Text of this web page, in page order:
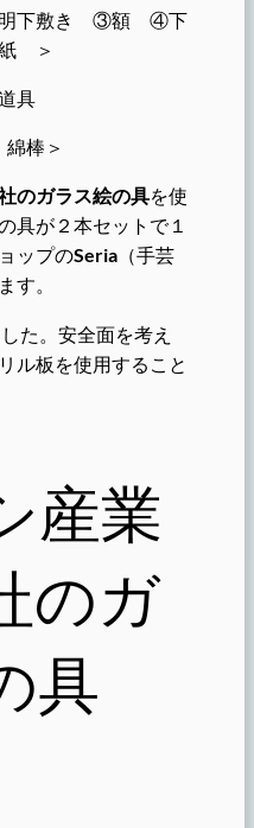
明下敷き ③額 ④下
＞
具
綿棒＞
のガラス絵の具を使
具が２本セットで１
ップのSeria （手芸
す。
た。安全面を考え
ル板を使用すること
産業
のガ
具